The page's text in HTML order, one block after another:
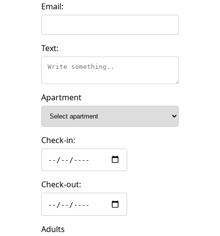
Email:
Text:
Apartment
Check-in:
Check-out:
Adults